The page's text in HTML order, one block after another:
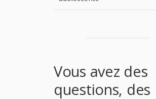
Vous avez des
questions, des